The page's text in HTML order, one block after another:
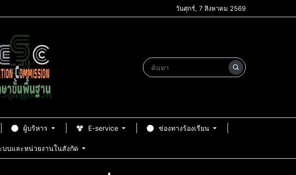
วันศุกร์, 7 สิงหาคม 2569
ผู้บริหาร E-service ช่องทางร้องเรียน
บบและหน่วยงานในสังกัด